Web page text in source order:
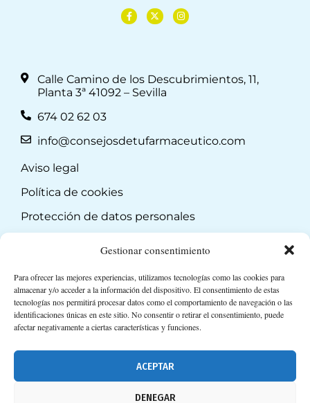
Gestionar consentimiento
Para ofrecer las mejores experiencias, utilizamos tecnologías como las cookies para
almacenar y/o acceder a la información del dispositivo. El consentimiento de estas
tecnologías nos permitirá procesar datos como el comportamiento de navegación o las
identificaciones únicas en este sitio. No consentir o retirar el consentimiento, puede
afectar negativamente a ciertas características y funciones.
ACEPTAR
DENEGAR
Calle Camino de los Descubrimientos, 11,
Planta 3ª 41092 – Sevilla
674 02 62 03
info@consejosdetufarmaceutico.com
Aviso legal
Política de cookies
Protección de datos personales